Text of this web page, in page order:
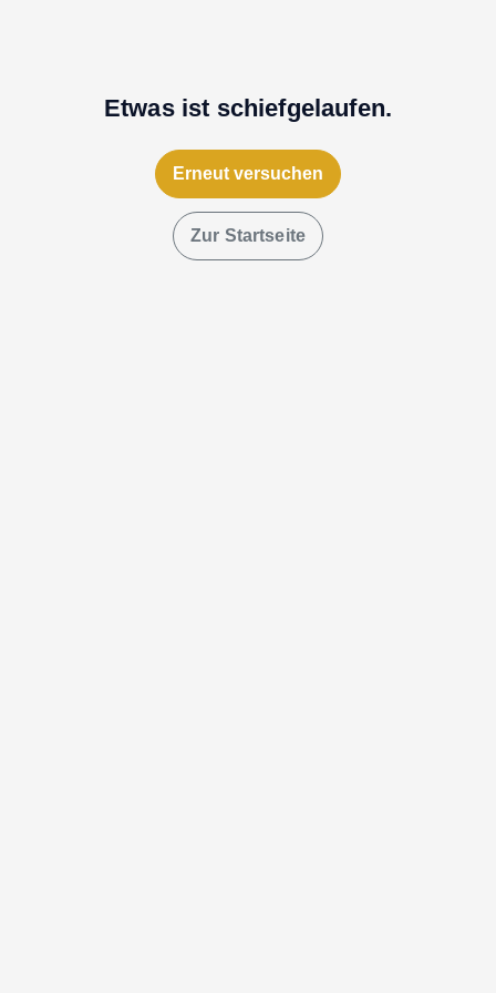
Etwas ist schiefgelaufen.
Erneut versuchen
Zur Startseite